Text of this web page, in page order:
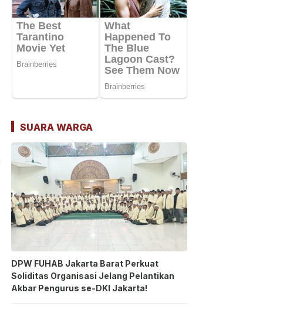
SUARA WARGA
DPW FUHAB Jakarta Barat Perkuat
Soliditas Organisasi Jelang Pelantikan
Akbar Pengurus se-DKI Jakarta!